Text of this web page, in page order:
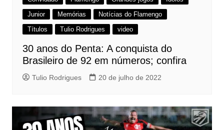
Junior
Memórias
Notícias do Flamengo
Títulos
Tulio Rodrigues video
30 anos do Penta: A conquista do
Brasileiro de 92 em números; confira
Tulio Rodrigues 20 de julho de 2022